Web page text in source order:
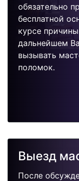
обязательно
бесплатной
курсе
дальнейшем
вызывать
поломок.
Выезд
После